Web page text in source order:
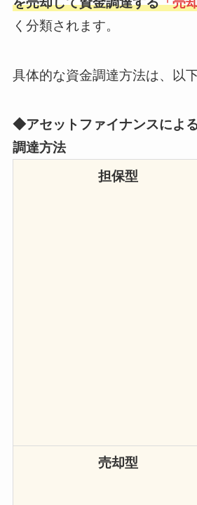
く分類されます。
具体的な資金調達方法は、以
◆アセットファイナンスによ
調達方法
担保型
売却型